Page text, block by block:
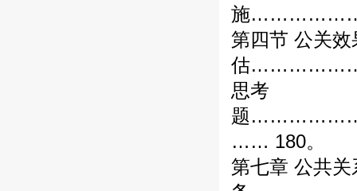
施
第四节 公关效
估
思考
题
…… 180。
第七章 公共关